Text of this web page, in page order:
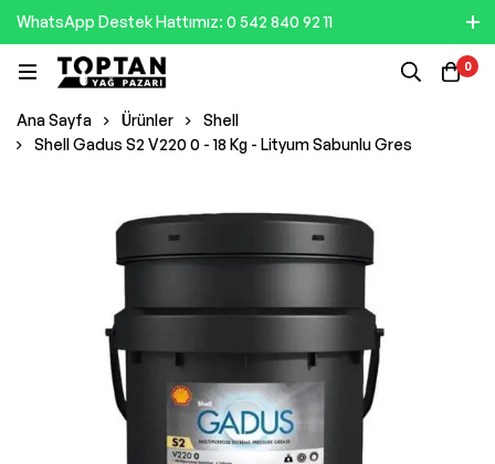
WhatsApp Destek Hattımız: 0 542 840 92 11
0
Ana Sayfa Ürünler
Shell
Shell Gadus S2 V220 0 - 18 Kg - Lityum Sabunlu Gres